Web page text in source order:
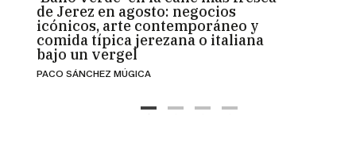
de Jerez en agosto: negocios
icónicos, arte contemporáneo y
comida típica jerezana o italiana
bajo un vergel
PACO SÁNCHEZ MÚGICA